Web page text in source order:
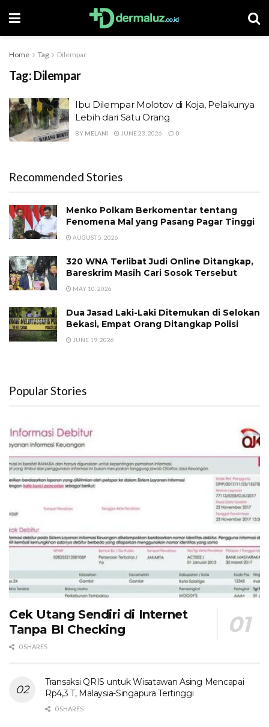
Home Tag Dilempar
Tag: Dilempar
Ibu Dilempar Molotov di Koja, Pelakunya
Lebih dari Satu Orang
BY MELANI JUNE 23, 2026 0
Recommended Stories
Menko Polkam Berkomentar tentang
Fenomena Mal yang Pasang Pagar Tinggi
AUGUST 5, 2026
320 WNA Terlibat Judi Online Ditangkap,
Bareskrim Masih Cari Sosok Tersebut
MAY 10, 2026
Dua Jasad Laki-Laki Ditemukan di Selokan
Bekasi, Empat Orang Ditangkap Polisi
JUNE 19, 2026
Popular Stories
Cek Utang Sendiri di Internet
Tanpa BI Checking
0 SHARES
Transaksi QRIS untuk Wisatawan Asing Mencapai
Rp4,3 T, Malaysia-Singapura Tertinggi
0 SHARES